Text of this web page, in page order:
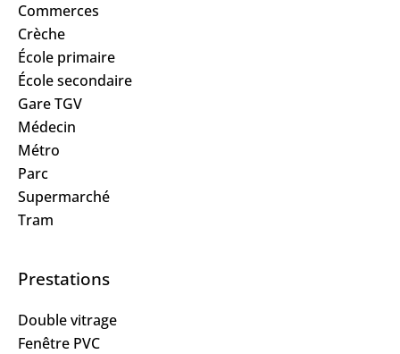
Commerces
Crèche
École primaire
École secondaire
Gare TGV
Médecin
Métro
Parc
Supermarché
Tram
Prestations
Double vitrage
Fenêtre PVC